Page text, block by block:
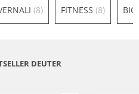
(8) FITNESS (8)
DEUTER
have